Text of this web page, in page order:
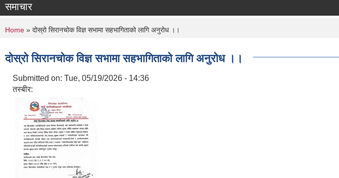
समाचार
You are here
Home » दोस्रो सिरानचोक विज्ञ सभामा सहभागिताको लागि अनुरोध ।।
दोस्रो सिरानचोक विज्ञ सभामा सहभागिताको लागि अनुरोध ।।
Submitted on: Tue, 05/19/2026 - 14:36
तस्बीर: